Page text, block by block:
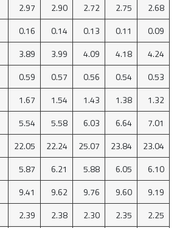
2.97 2.90 2.72 2.75
2.68
0.16 0.14 0.13 0.11
0.09
3.89 3.99 4.09 4.18
4.24
0.59 0.57 0.56 0.54
0.53
1.67 1.54 1.43 1.38
1.32
5.54 5.58 6.03 6.64
7.01
22.05 22.24 25.07 23.84
23.04
5.87 6.21 5.88 6.05
6.10
9.41 9.62 9.76 9.60
9.19
2.39 2.38 2.30 2.35
2.25